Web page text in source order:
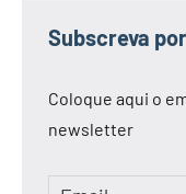
Subscreva
Coloque aqui o
newsletter
Email